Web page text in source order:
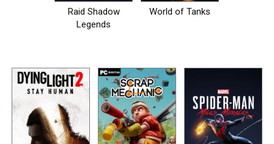
Raid Shadow
Legends
World of Tanks